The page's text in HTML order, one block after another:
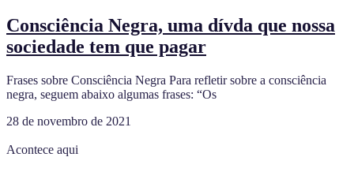
Consciência Negra, uma dívda que nossa
sociedade tem que pagar
Frases sobre Consciência Negra Para refletir sobre a consciência
negra, seguem abaixo algumas frases: “Os
28 de novembro de 2021
Acontece aqui